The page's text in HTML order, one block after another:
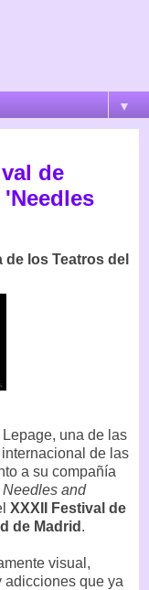
▼
de
de los Teatros del
una de las
de las
a su compañía
Needles and
XXXII Festival de
de Madrid .
visual,
adicciones que ya